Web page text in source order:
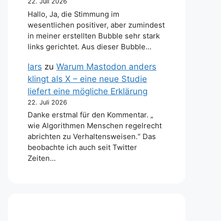
Hallo, Ja, die Stimmung im
wesentlichen positiver, aber zumindest
in meiner erstellten Bubble sehr stark
links gerichtet. Aus dieser Bubble…
lars zu Warum Mastodon anders
klingt als X – eine neue Studie
liefert eine mögliche Erklärung
22. Juli 2026
Danke erstmal für den Kommentar. „
wie Algorithmen Menschen regelrecht
abrichten zu Verhaltensweisen.“ Das
beobachte ich auch seit Twitter
Zeiten…